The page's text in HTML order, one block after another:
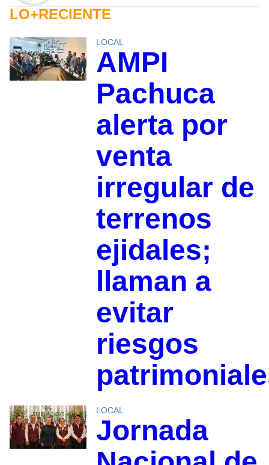
LO+RECIENTE
LOCAL
AMPI
Pachuca
alerta por
venta
irregular de
terrenos
ejidales;
llaman a
evitar
riesgos
LOCAL
Jornada